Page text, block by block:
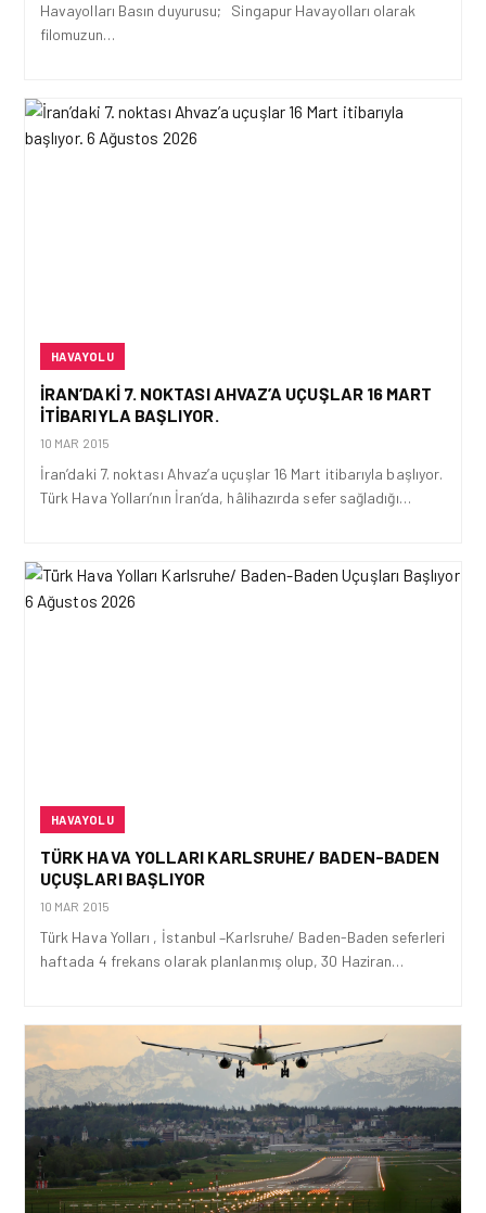
Havayolları Basın duyurusu; Singapur Havayolları olarak
filomuzun…
HAVAYOLU
İRAN’DAKI 7. NOKTASI AHVAZ’A UÇUŞLAR 16 MART
ITIBARIYLA BAŞLIYOR.
10 MAR 2015
İran’daki 7. noktası Ahvaz’a uçuşlar 16 Mart itibarıyla başlıyor.
Türk Hava Yolları’nın İran’da, hâlihazırda sefer sağladığı…
HAVAYOLU
TÜRK HAVA YOLLARI KARLSRUHE/ BADEN-BADEN
UÇUŞLARI BAŞLIYOR
10 MAR 2015
Türk Hava Yolları , İstanbul –Karlsruhe/ Baden-Baden seferleri
haftada 4 frekans olarak planlanmış olup, 30 Haziran…